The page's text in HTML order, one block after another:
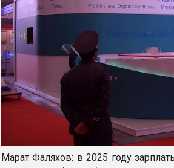
Марат Фаляхов: в 2025 году